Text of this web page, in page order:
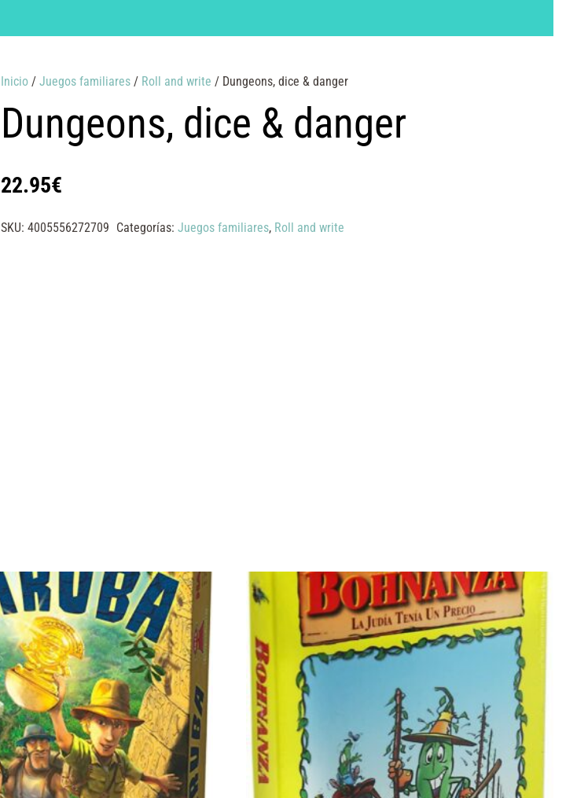
Inicio/ Juegos familiares/ Roll and write / Dungeons, dice & danger
Dungeons, dice & danger
22.95€
SKU: 4005556272709 Categorías: Juegos familiares, Roll and write